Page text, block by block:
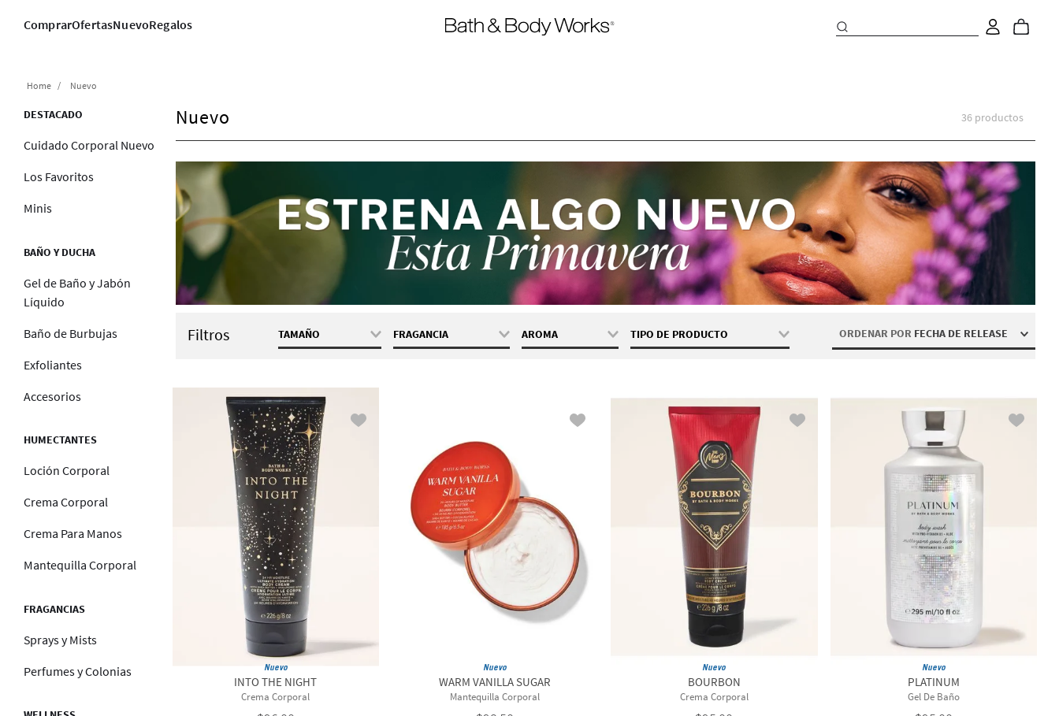
ComprarOfertasNuevoRegalos
Nuevo
DESTACADO
Cuidado Corporal Nuevo
Los Favoritos
Minis
BAÑO Y DUCHA
Gel de Baño y Jabón
Líquido
Baño de Burbujas
Exfoliantes
Accesorios
HUMECTANTES
Loción Corporal
Crema Corporal
Crema Para Manos
Mantequilla Corporal
FRAGANCIAS
Sprays y Mists
Perfumes y Colonias
Nuevo 36 productos
Filtros
AROMA
Frutal y
FRAGANCIA
Champange
Toast
Gingham
Gingham
Gorgeous
Graphite
Into The Night
Japanese Cherry
TAMAÑO
2.5 oz / 70 g
3 fl oz / 88 mL
8 fl oz / 236
mL
8 oz / 226 g
6.5 oz / 185 g
8 oz / 227 g
TIPO DE PRODUCTO
Jabón De Gel
Jabón Líquido Cremoso
Loción Corporal
Mantequilla Corporal
Mini Crema Corporal
Mini Crema para Manos
Mini Mist Corporal
Mist Corporal
Mostrar 2 más
ORDENAR POR FECHA DE RELEASE
Nuevo
INTO THE NIGHT
Crema Corporal
Nuevo
WARM VANILLA SUGAR
Mantequilla Corporal
Nuevo
BOURBON
Crema Corporal
Nuevo
PLATINUM
Gel De Baño